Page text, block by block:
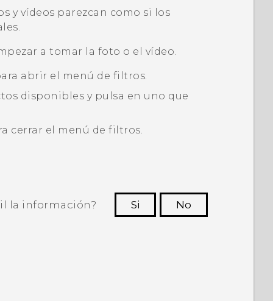
y vídeos parezcan como si los
a tomar la foto o el vídeo.
abrir el menú de filtros.
disponibles y pulsa en uno que
cerrar el menú de filtros.
la información? Si
No